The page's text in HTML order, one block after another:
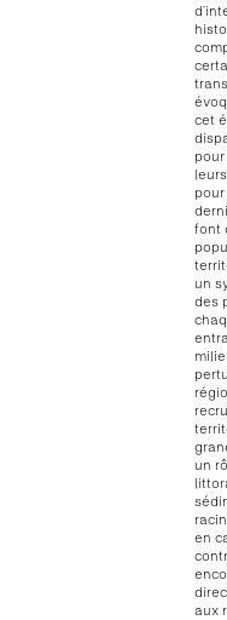
cet
font
un
des
un
en
aux